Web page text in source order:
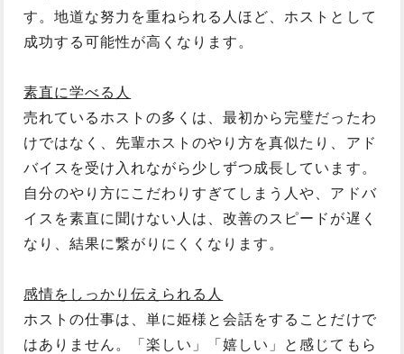
す。地道な努力を重ねられる人ほど、ホストとして
成功する可能性が高くなります。
素直に学べる人
売れているホストの多くは、最初から完璧だったわ
けではなく、先輩ホストのやり方を真似たり、アド
バイスを受け入れながら少しずつ成長しています。
自分のやり方にこだわりすぎてしまう人や、アドバ
イスを素直に聞けない人は、改善のスピードが遅く
なり、結果に繋がりにくくなります。
感情をしっかり伝えられる人
ホストの仕事は、単に姫様と会話をすることだけで
はありません。「楽しい」「嬉しい」と感じてもら